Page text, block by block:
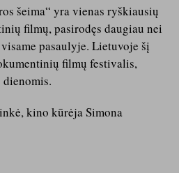
šeima“ yra vienas ryškiausių
filmų, pasirodęs daugiau nei
pasaulyje. Lietuvoje šį
filmų festivalis,
kino kūrėja Simona